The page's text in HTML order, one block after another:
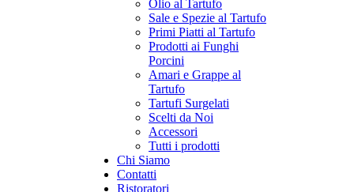
Olio al Tartufo
Sale e Spezie al Tartufo
Primi Piatti al Tartufo
Prodotti ai Funghi
Porcini
Amari e Grappe al
Tartufo
Tartufi Surgelati
Scelti da Noi
Accessori
Tutti i prodotti
Chi Siamo
Contatti
Ristoratori